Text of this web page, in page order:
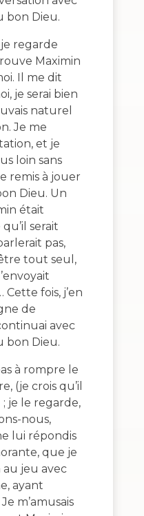
bon Dieu.
regarde
Maximin
Il me dit
je serai bien
naturel
Je me
et je
loin sans
remis à jouer
Dieu. Un
était
serait
pas,
tout seul,
fois, j’en
de
avec
bon Dieu.
à rompre le
(je crois qu’il
je le regarde,
nous,
lui répondis
que je
au jeu avec
ayant
m’amusais